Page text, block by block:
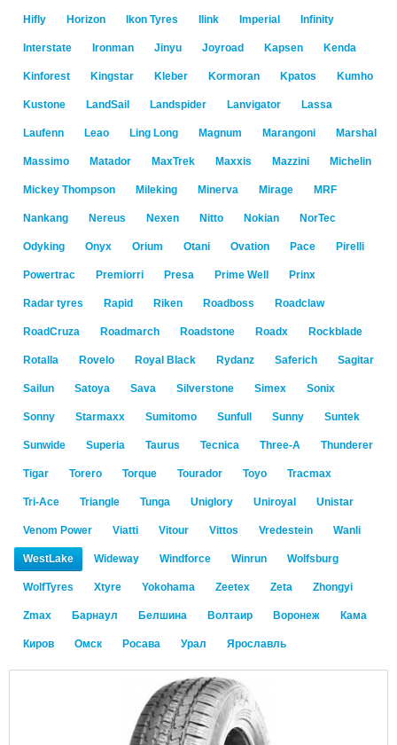
Hifly Horizon Ikon Tyres Ilink Imperial Infinity
Interstate Ironman Jinyu Joyroad Kapsen Kenda
Kinforest Kingstar Kleber Kormoran Kpatos Kumho
Kustone LandSail Landspider Lanvigator Lassa
Laufenn Leao Ling Long Magnum Marangoni Marshal
Massimo Matador MaxTrek Maxxis Mazzini Michelin
Mickey Thompson Mileking Minerva Mirage MRF
Nankang Nereus Nexen Nitto Nokian NorTec
Odyking Onyx Orium Otani Ovation Pace Pirelli
Powertrac Premiorri Presa Prime Well Prinx
Radar tyres Rapid Riken Roadboss Roadclaw
RoadCruza Roadmarch Roadstone Roadx Rockblade
Rotalla Rovelo Royal Black Rydanz Saferich Sagitar
Sailun Satoya Sava Silverstone Simex Sonix
Sonny Starmaxx Sumitomo Sunfull Sunny Suntek
Sunwide Superia Taurus Tecnica Three-A Thunderer
Tigar Torero Torque Tourador Toyo Tracmax
Tri-Ace Triangle Tunga Uniglory Uniroyal Unistar
Venom Power Viatti Vitour Vittos Vredestein Wanli
WestLake Wideway Windforce Winrun Wolfsburg
WolfTyres Xtyre Yokohama Zeetex Zeta Zhongyi
Zmax Барнаул Белшина Волтаир Воронеж Кама
Киров Омск Росава Урал Ярославль